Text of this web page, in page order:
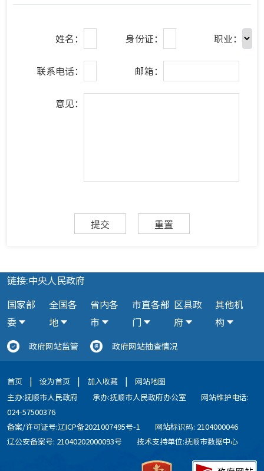
姓名： 身份证： 职业：
联系电话： 邮箱：
意见：
提交 重置
链接:中央人民政府
国家部
委
全国各
地
省内各
市
市直各部
门
区县政
府
其他机
构
政府网站监管 政府网站抽查情况
首页 | 设为首页 | 加入收藏 |
网站地图
主办:抚顺市人民政府
承办:抚顺市人民政府办公室
网站维护电话:
024-57500376
备案/许可证号:辽ICP备2021007495号-1
网站标识码: 2104000046
辽公安备案号: 21040202000093号
技术支持单位:抚顺市数据中心